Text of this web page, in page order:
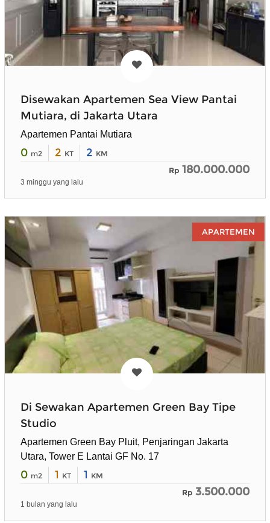
Disewakan Apartemen Sea View Pantai
Mutiara, di Jakarta Utara
Apartemen Pantai Mutiara
0 m2 2 KT 2 KM
Rp 180.000.000
3 minggu yang lalu
APARTEMEN
Di Sewakan Apartemen Green Bay Tipe
Studio
Apartemen Green Bay Pluit, Penjaringan Jakarta
Utara, Tower E Lantai GF No. 17
0 m2 1 KT 1 KM
Rp 3.500.000
1 bulan yang lalu